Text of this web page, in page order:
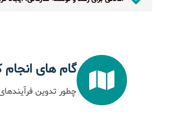
گام های انجام
چطور تدوین